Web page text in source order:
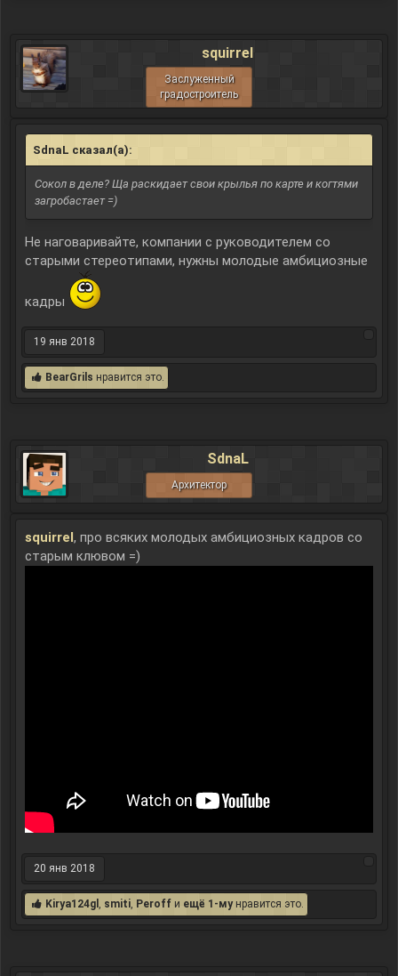
squirrel
Заслуженный
градостроитель
SdnaL сказал(а):
Сокол в деле? Ща раскидает свои крылья по карте и когтями
загробастает =)
Не наговаривайте, компании с руководителем со
старыми стереотипами, нужны молодые амбициозные
кадры
19 янв 2018
BearGrils нравится это.
SdnaL
Архитектор
squirrel, про всяких молодых амбициозных кадров со
старым клювом =)
20 янв 2018
Kirya124gl , smiti, Peroff и ещё 1-му нравится это.